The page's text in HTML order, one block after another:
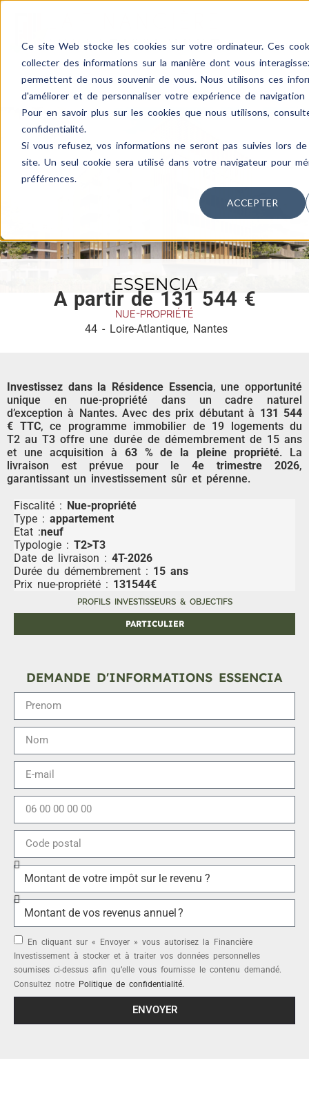
Ce site Web stocke les cookies sur votre ordinateur. Ces
collecter des informations sur la manière dont vous
permettent de nous souvenir de vous. Nous utilisons ces
d'améliorer et de personnaliser votre expérience de
Pour en savoir plus sur les cookies que nous utilisons,
confidentialité.
Si vous refusez, vos informations ne seront pas suivies lors
site. Un seul cookie sera utilisé dans votre navigateur pour
préférences.
ACCEPTER
ESSENCIA
A partir de 131 544 €
NUE-PROPRIÉTÉ
44 - Loire-Atlantique, Nantes
Investissez dans la Résidence Essencia, une opportunité
unique en nue-propriété dans un cadre naturel
d’exception à Nantes. Avec des prix débutant à 131 544
€ TTC, ce programme immobilier de 19 logements du
T2 au T3 offre une durée de démembrement de 15 ans
et une acquisition à 63 % de la pleine propriété. La
livraison est prévue pour le4e trimestre 2026,
garantissant un investissement sûr et pérenne.
Fiscalité : Nue-propriété
Type : appartement
Etat :neuf
Typologie : T2>T3
Date de livraison : 4T-2026
Durée du démembrement : 15 ans
Prix nue-propriété : 131544€
PROFILS INVESTISSEURS & OBJECTIFS
PARTICULIER
DEMANDE D'INFORMATIONS ESSENCIA
En cliquant sur « Envoyer » vous autorisez la Financière
Investissement à stocker et à traiter vos données personnelles
soumises ci-dessus afin qu’elle vous fournisse le contenu demandé.
Consultez notre Politique de confidentialité.
ENVOYER